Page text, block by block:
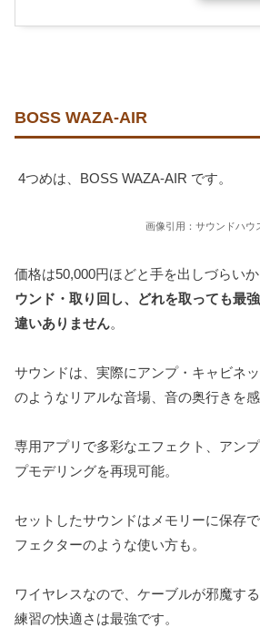
BOSS WAZA-AIR
4つめは、BOSS WAZA-AIR です。
画像引用：サウンドハウ
価格は50,000円ほどと手を出しづらいか
ウンド・取り回し、どれを取っても最
違いありません。
サウンドは、実際にアンプ・キャビネ
のようなリアルな音場、音の奥行きを感
専用アプリで多彩なエフェクト、アン
プモデリングを再現可能。
セットしたサウンドはメモリーに保存
フェクターのような使い方も。
ワイヤレスなので、ケーブルが邪魔す
練習の快適さは最強です。